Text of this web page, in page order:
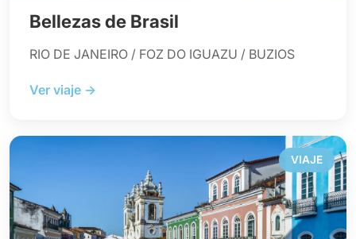
Bellezas de Brasil
RIO DE JANEIRO / FOZ DO IGUAZU / BUZIOS
Ver viaje →
VIAJE